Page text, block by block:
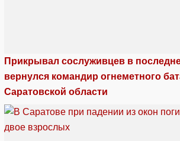
Прикрывал сослуживцев в
вернулся командир огнеметного
Саратовской области